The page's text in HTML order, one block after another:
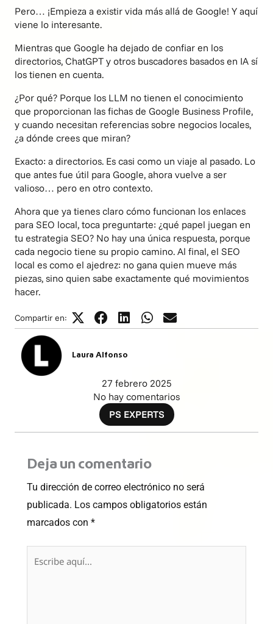
Pero… ¡Empieza a existir vida más allá de Google! Y aquí
viene lo interesante.
Mientras que Google ha dejado de confiar en los
directorios, ChatGPT y otros buscadores basados en IA sí
los tienen en cuenta.
¿Por qué? Porque los LLM no tienen el conocimiento
que proporcionan las fichas de Google Business Profile,
y cuando necesitan referencias sobre negocios locales,
¿a dónde crees que miran?
Exacto: a directorios. Es casi como un viaje al pasado. Lo
que antes fue útil para Google, ahora vuelve a ser
valioso… pero en otro contexto.
Ahora que ya tienes claro cómo funcionan los enlaces
para SEO local, toca preguntarte: ¿qué papel juegan en
tu estrategia SEO? No hay una única respuesta, porque
cada negocio tiene su propio camino. Al final, el SEO
local es como el ajedrez: no gana quien mueve más
piezas, sino quien sabe exactamente qué movimientos
hacer.
Compartir en:
Laura Alfonso
27 febrero 2025
No hay comentarios
PS EXPERTS
Deja un comentario
Tu dirección de correo electrónico no será
publicada. Los campos obligatorios están
marcados con *